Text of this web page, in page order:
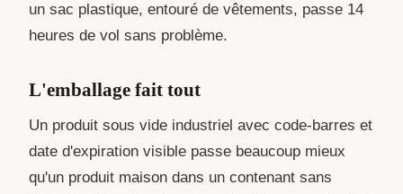
un sac plastique, entouré de vêtements, passe 14
heures de vol sans problème.
L'emballage fait tout
Un produit sous vide industriel avec code-barres et
date d'expiration visible passe beaucoup mieux
qu'un produit maison dans un contenant sans